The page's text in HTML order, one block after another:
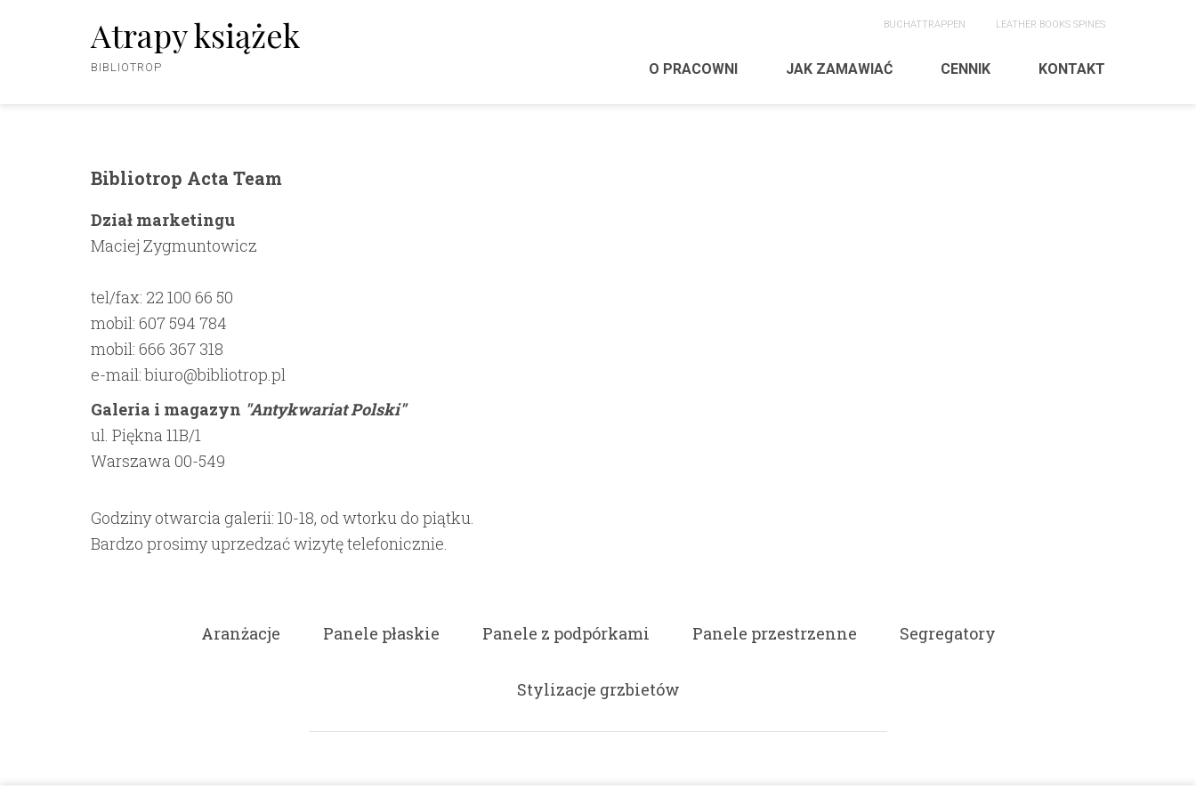
Atrapy książek
BIBLIOTROP
BUCHATTRAPPEN LEATHER BOOKS SPINES
O PRACOWNI JAK ZAMAWIAĆ CENNIK KONTAKT
Bibliotrop Acta Team
Dział marketingu
Maciej Zygmuntowicz
tel/fax: 22 100 66 50
mobil: 607 594 784
mobil: 666 367 318
e-mail:biuro@bibliotrop.pl
Galeria i magazyn "Antykwariat Polski"
ul. Piękna 11B/1
Warszawa 00-549
Godziny otwarcia galerii: 10-18, od wtorku do piątku.
Bardzo prosimy uprzedzać wizytę telefonicznie.
Aranżacje Panele płaskie Panele z podpórkami Panele przestrzenne Segregatory
Stylizacje grzbietów